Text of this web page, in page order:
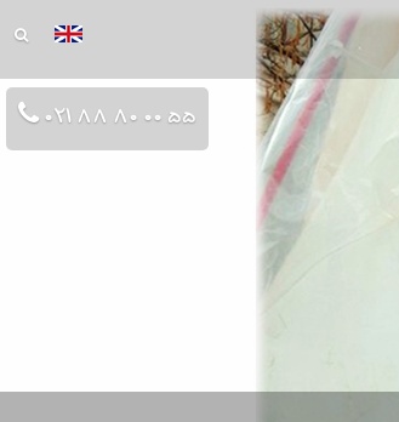
021 88 80 00 55